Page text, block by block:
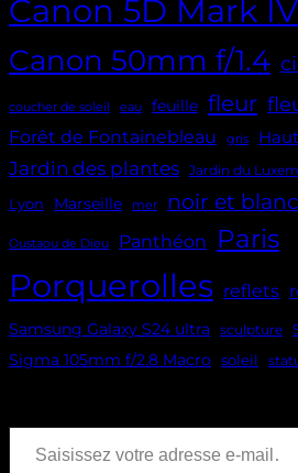
Canon 5D Mark IV
Canon 50mm f/1.4
coucher de soleil eau feuille fleur
Forêt de Fontainebleau gris
Jardin des plantes Jardin du
Lyon Marseille mer noir et blanc
Oustaou de Dieu Panthéon Paris
Porquerolles reflets
Samsung Galaxy S24 ultra sculpture
Sigma 105mm f/2.8 Macro soleil
Saisissez votre adresse e-mail…